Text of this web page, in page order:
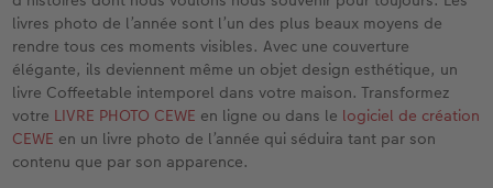
Possibilités de commande
Exemples
Témoignages clients
Photo d’identité
Accessoires
Photo sur bois
Tableau photo Prestige
Photo sur carton mousse
Boîte cadeau photo
Idées de cadeaux
Carte cadeau CEWE
Avec design
Accessoires
Trouvez un magasin
pour l’EVJF
livres photo de l’année sont l’un des plus beaux moyens de
rendre tous ces moments visibles. Avec une couverture
élégante, ils deviennent même un objet design esthétique, un
livre Coffeetable intemporel dans votre maison. Transformez
votre LIVRE PHOTO CEWE en ligne ou dans le logiciel de création
CEWE en un livre photo de l’année qui séduira tant par son
contenu que par son apparence.